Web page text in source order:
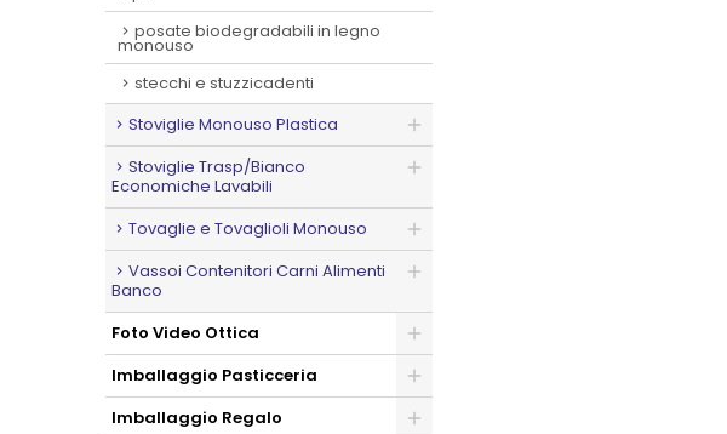
posate biodegradabili in legno
monouso
stecchi e stuzzicadenti
Stoviglie Monouso Plastica
Stoviglie Trasp/Bianco
Economiche Lavabili
Tovaglie e Tovaglioli Monouso
Vassoi Contenitori Carni Alimenti
Banco
Foto Video Ottica
Imballaggio Pasticceria
Imballaggio Regalo